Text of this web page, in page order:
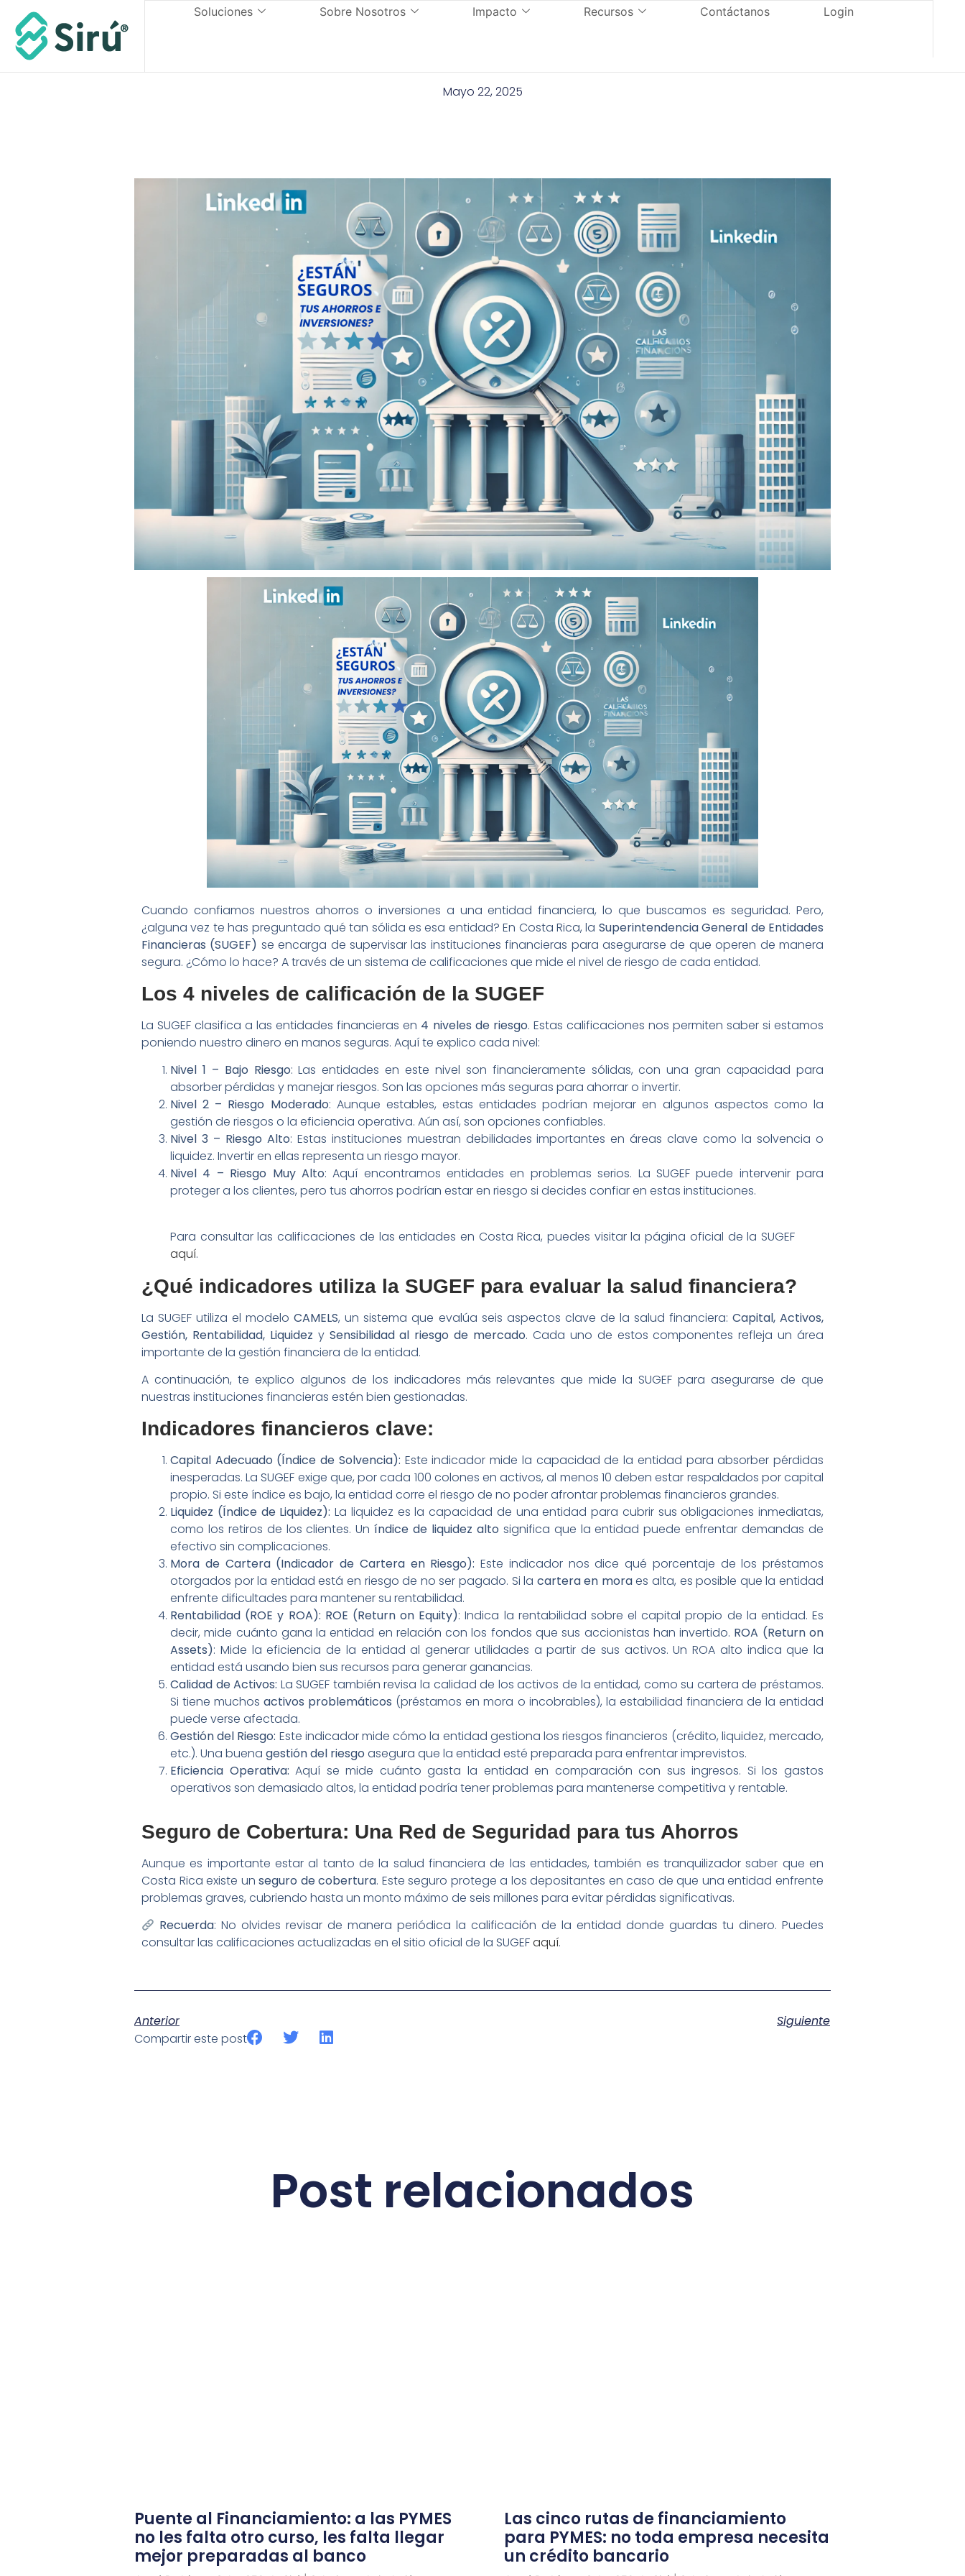
Soluciones Sobre Nosotros Impacto Recursos Contáctanos Login
Mayo 22, 2025
Cuando confiamos nuestros ahorros o inversiones a una entidad financiera, lo que buscamos es seguridad. Pero,
¿alguna vez te has preguntado qué tan sólida es esa entidad? En Costa Rica, la Superintendencia General de Entidades
Financieras (SUGEF) se encarga de supervisar las instituciones financieras para asegurarse de que operen de manera
segura. ¿Cómo lo hace? A través de un sistema de calificaciones que mide el nivel de riesgo de cada entidad.
Los 4 niveles de calificación de la SUGEF
La SUGEF clasifica a las entidades financieras en 4 niveles de riesgo. Estas calificaciones nos permiten saber si estamos
poniendo nuestro dinero en manos seguras. Aquí te explico cada nivel:
Nivel 1 – Bajo Riesgo: Las entidades en este nivel son financieramente sólidas, con una gran capacidad para
absorber pérdidas y manejar riesgos. Son las opciones más seguras para ahorrar o invertir.
Nivel 2 – Riesgo Moderado: Aunque estables, estas entidades podrían mejorar en algunos aspectos como la
gestión de riesgos o la eficiencia operativa. Aún así, son opciones confiables.
Nivel 3 – Riesgo Alto: Estas instituciones muestran debilidades importantes en áreas clave como la solvencia o
liquidez. Invertir en ellas representa un riesgo mayor.
Nivel 4 – Riesgo Muy Alto: Aquí encontramos entidades en problemas serios. La SUGEF puede intervenir para
proteger a los clientes, pero tus ahorros podrían estar en riesgo si decides confiar en estas instituciones.
Para consultar las calificaciones de las entidades en Costa Rica, puedes visitar la página oficial de la SUGEF
aquí.
¿Qué indicadores utiliza la SUGEF para evaluar la salud financiera?
La SUGEF utiliza el modeloCAMELS, un sistema que evalúa seis aspectos clave de la salud financiera: Capital, Activos,
Gestión, Rentabilidad, Liquidez y Sensibilidad al riesgo de mercado. Cada uno de estos componentes refleja un área
importante de la gestión financiera de la entidad.
A continuación, te explico algunos de los indicadores más relevantes que mide la SUGEF para asegurarse de que
nuestras instituciones financieras estén bien gestionadas.
Indicadores financieros clave:
Capital Adecuado (Índice de Solvencia): Este indicador mide la capacidad de la entidad para absorber pérdidas
inesperadas. La SUGEF exige que, por cada 100 colones en activos, al menos 10 deben estar respaldados por capital
propio. Si este índice es bajo, la entidad corre el riesgo de no poder afrontar problemas financieros grandes.
Liquidez (Índice de Liquidez): La liquidez es la capacidad de una entidad para cubrir sus obligaciones inmediatas,
como los retiros de los clientes. Uníndice de liquidez alto significa que la entidad puede enfrentar demandas de
efectivo sin complicaciones.
Mora de Cartera (Indicador de Cartera en Riesgo): Este indicador nos dice qué porcentaje de los préstamos
otorgados por la entidad está en riesgo de no ser pagado. Si la cartera en moraes alta, es posible que la entidad
enfrente dificultades para mantener su rentabilidad.
Rentabilidad (ROE y ROA): ROE (Return on Equity): Indica la rentabilidad sobre el capital propio de la entidad. Es
decir, mide cuánto gana la entidad en relación con los fondos que sus accionistas han invertido. ROA (Return on
Assets): Mide la eficiencia de la entidad al generar utilidades a partir de sus activos. Un ROA alto indica que la
entidad está usando bien sus recursos para generar ganancias.
Calidad de Activos: La SUGEF también revisa la calidad de los activos de la entidad, como su cartera de préstamos.
Si tiene muchosactivos problemáticos (préstamos en mora o incobrables), la estabilidad financiera de la entidad
puede verse afectada.
Gestión del Riesgo: Este indicador mide cómo la entidad gestiona los riesgos financieros (crédito, liquidez, mercado,
etc.). Una buena gestión del riesgo asegura que la entidad esté preparada para enfrentar imprevistos.
Eficiencia Operativa: Aquí se mide cuánto gasta la entidad en comparación con sus ingresos. Si los gastos
operativos son demasiado altos, la entidad podría tener problemas para mantenerse competitiva y rentable.
Seguro de Cobertura: Una Red de Seguridad para tus Ahorros
Aunque es importante estar al tanto de la salud financiera de las entidades, también es tranquilizador saber que en
Costa Rica existe unseguro de cobertura. Este seguro protege a los depositantes en caso de que una entidad enfrente
problemas graves, cubriendo hasta un monto máximo de seis millones para evitar pérdidas significativas.
Recuerda: No olvides revisar de manera periódica la calificación de la entidad donde guardas tu dinero. Puedes
consultar las calificaciones actualizadas en el sitio oficial de la SUGEFaquí.
Anterior
Siguiente
Compartir este post
Post relacionados
Puente al Financiamiento: a las PYMES
no les falta otro curso, les falta llegar
mejor preparadas al banco
Las cinco rutas de financiamiento
para PYMES: no toda empresa necesita
un crédito bancario